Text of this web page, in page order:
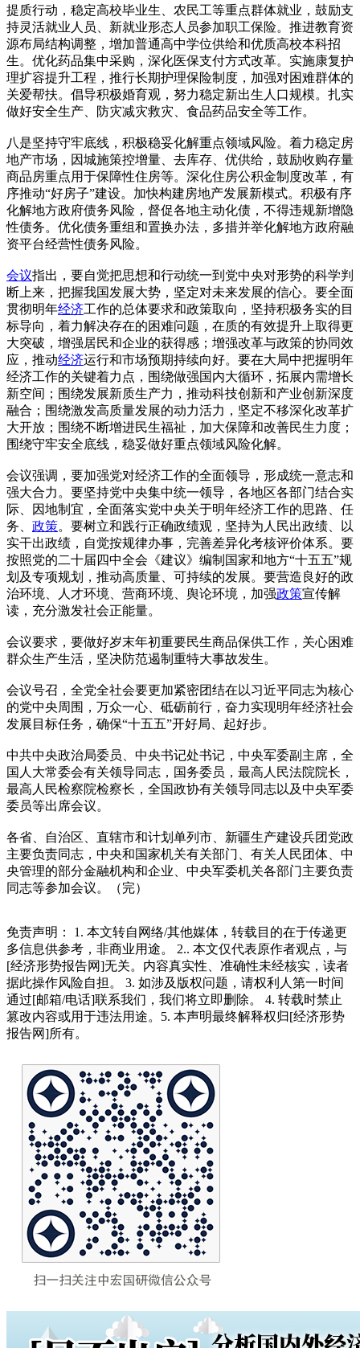
提质行动，稳定高校毕业生、农民工等重点群体就业，鼓励支
持灵活就业人员、新就业形态人员参加职工保险。推进教育资
源布局结构调整，增加普通高中学位供给和优质高校本科招
生。优化药品集中采购，深化医保支付方式改革。实施康复护
理扩容提升工程，推行长期护理保险制度，加强对困难群体的
关爱帮扶。倡导积极婚育观，努力稳定新出生人口规模。扎实
做好安全生产、防灾减灾救灾、食品药品安全等工作。
八是坚持守牢底线，积极稳妥化解重点领域风险。着力稳定房
地产市场，因城施策控增量、去库存、优供给，鼓励收购存量
商品房重点用于保障性住房等。深化住房公积金制度改革，有
序推动“好房子”建设。加快构建房地产发展新模式。积极有序
化解地方政府债务风险，督促各地主动化债，不得违规新增隐
性债务。优化债务重组和置换办法，多措并举化解地方政府融
资平台经营性债务风险。
会议指出，要自觉把思想和行动统一到党中央对形势的科学判
断上来，把握我国发展大势，坚定对未来发展的信心。要全面
贯彻明年经济工作的总体要求和政策取向，坚持积极务实的目
标导向，着力解决存在的困难问题，在质的有效提升上取得更
大突破，增强居民和企业的获得感；增强改革与政策的协同效
应，推动经济运行和市场预期持续向好。要在大局中把握明年
经济工作的关键着力点，围绕做强国内大循环，拓展内需增长
新空间；围绕发展新质生产力，推动科技创新和产业创新深度
融合；围绕激发高质量发展的动力活力，坚定不移深化改革扩
大开放；围绕不断增进民生福祉，加大保障和改善民生力度；
围绕守牢安全底线，稳妥做好重点领域风险化解。
会议强调，要加强党对经济工作的全面领导，形成统一意志和
强大合力。要坚持党中央集中统一领导，各地区各部门结合实
际、因地制宜，全面落实党中央关于明年经济工作的思路、任
务、 政策。要树立和践行正确政绩观，坚持为人民出政绩、以
实干出政绩，自觉按规律办事，完善差异化考核评价体系。要
按照党的二十届四中全会《建议》编制国家和地方“十五五”规
划及专项规划，推动高质量、可持续的发展。要营造良好的政
治环境、人才环境、营商环境、舆论环境，加强政策宣传解
读，充分激发社会正能量。
会议要求，要做好岁末年初重要民生商品保供工作，关心困难
群众生产生活，坚决防范遏制重特大事故发生。
会议号召，全党全社会要更加紧密团结在以习近平同志为核心
的党中央周围，万众一心、砥砺前行，奋力实现明年经济社会
发展目标任务，确保“十五五”开好局、起好步。
中共中央政治局委员、中央书记处书记，中央军委副主席，全
国人大常委会有关领导同志，国务委员，最高人民法院院长，
最高人民检察院检察长，全国政协有关领导同志以及中央军委
委员等出席会议。
各省、自治区、直辖市和计划单列市、新疆生产建设兵团党政
主要负责同志，中央和国家机关有关部门、有关人民团体、中
央管理的部分金融机构和企业、中央军委机关各部门主要负责
同志等参加会议。（完）
免责声明： 1. 本文转自网络/其他媒体，转载目的在于传递更
多信息供参考，非商业用途。 2.. 本文仅代表原作者观点，与
[经济形势报告网]无关。内容真实性、准确性未经核实，读者
据此操作风险自担。 3. 如涉及版权问题，请权利人第一时间
通过[邮箱/电话]联系我们，我们将立即删除。 4. 转载时禁止
篡改内容或用于违法用途。5. 本声明最终解释权归[经济形势
报告网]所有。